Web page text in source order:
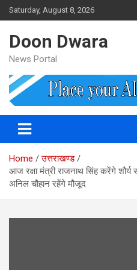
Skip
to
Saturday, August 8, 2026
Doon Dwara
News Portal
Home
उत्तराखण्ड
आज रक्षा मंत्री राजनाथ सिंह करेंगे
अनिल चौहान रहेंगे मौजूद